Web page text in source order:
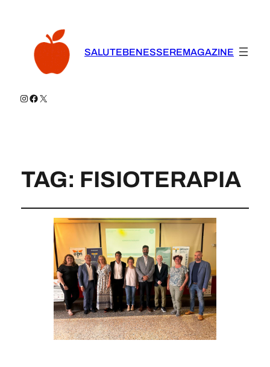
SALUTEBENESSEREMAGAZINE
Instagram
Facebook
X
TAG: FISIOTERAPIA